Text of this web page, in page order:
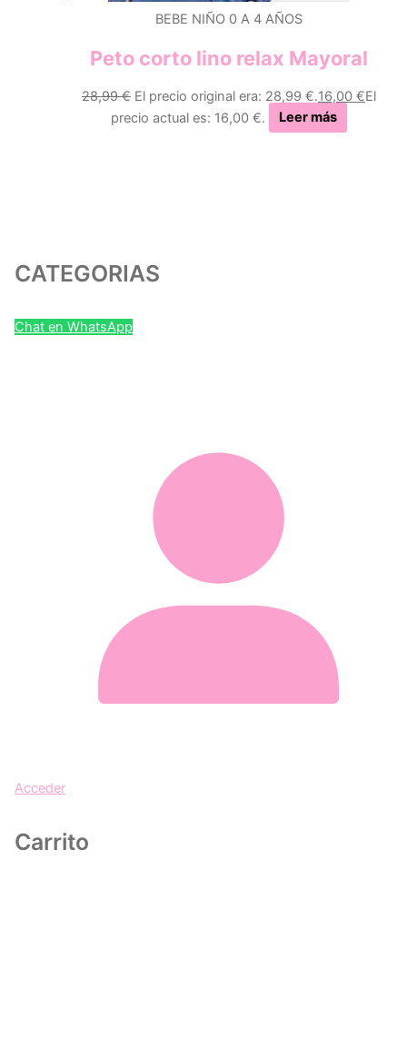
CATEGORIAS
Chat en WhatsApp
Acceder
Carrito
BEBE NIÑO 0 A 4 AÑOS
Peto corto lino relax Mayoral
28,99€ El precio original era: 28,99 €.16,00 €El
precio actual es: 16,00 €.
Leer más